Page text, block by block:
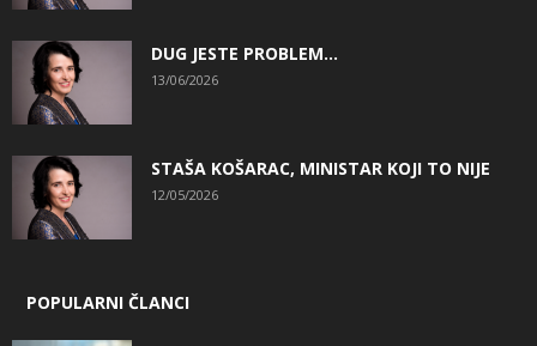
DUG JESTE PROBLEM…
13/06/2026
STAŠA KOŠARAC, MINISTAR KOJI TO NIJE
12/05/2026
POPULARNI ČLANCI